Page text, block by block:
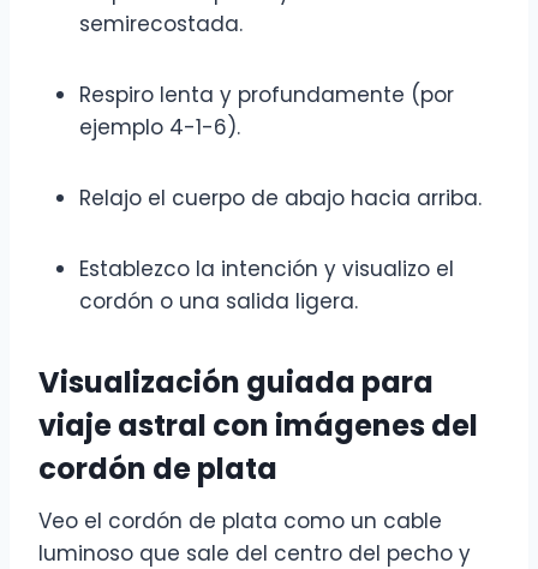
semirecostada.
Respiro lenta y profundamente (por
ejemplo 4-1-6).
Relajo el cuerpo de abajo hacia arriba.
Establezco la intención y visualizo el
cordón o una salida ligera.
Visualización guiada para
viaje astral con imágenes del
cordón de plata
Veo el cordón de plata como un cable
luminoso que sale del centro del pecho y